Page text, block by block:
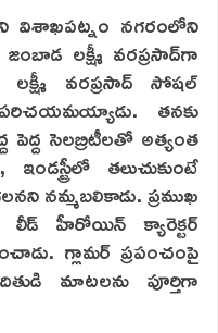
విశాఖపట్నం నగరంలోని
లక్ష్మీ వరప్రసాద్‌గా
లక్ష్మీ వరప్రసాద్ సోషల్
తనకు
సెలబ్రిటీలతో అత్యంత
తలుచుకుంటే
నమ్మబలికాడు. ప్రముఖ
హీరోయిన్ క్యారెక్టర్
గ్లామర్ ప్రపంచంపై
మాటలను పూర్తిగా